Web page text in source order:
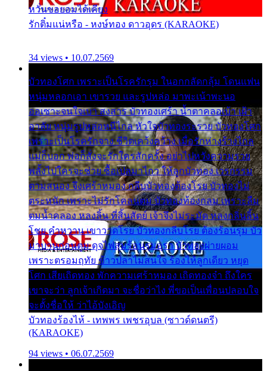
หวั่นขอยอมได้เคียง
รักติ๋มแน่หรือ - หงษ์ทอง ดาวอุดร (KARAOKE)
34 views • 10.07.2569
บัวทองโศก เพราะเป็นโรครักรุม ในอกกลัดกลุ้ม โดนแฟน
หนุ่มหลอกเอา เขารวย และรูปหล่อ มาพะเน้าพะนอ
ออเซาะจนใจเบา สงสาร บัวทองเศร้า น้ำตาคลอเบ้า เฝ้า
อาลัย หนุ่มรูปหล่อหนีไกล หัวใจบัวทองระรวย บัวทองโศก
เพราะเป็นโรครักจาง ชีวิตเคว้งคว้าง เมื่อรักห่างร้างไกล
แม่ก็บอก พ่อก็สั่งจะรักใครสักครั้ง อย่าไปหวังความรวย
พลั้งไปใครจะช่วย ซื้อเปลมาไกว ให้ลูกบัวทอง เวรกรรม
ตามสนอง จึงเศร้าหมอง กลีบบัวทองต้องโรย บัวทองไม่
ตระหนัก เพราะไม่รักโคลนตม บัวทองท้องกลม เพราะลืม
ตมน้ำคลอง หลงลิ้น ที่สิ้นสัตย์ เจ้าจึงไม่ระมัด หลงกลิ่นลิ้น
โชย คำหวาน เขาวาดโรย บัวทองกลีบโรย ต้องร้อนรุม บัว
มาบานก่อนตูม ดุจไฟสุมร้อนรุมอุรา บัวทองผ่ายผอม
เพราะตรอมฤทัย ข้าวปลาไม่สนใจ ร้องไห้ลูกเดียว หยุด
โศก เสียเถิดทอง พักความเศร้าหมอง เถิดทองจ๋า ถึงใคร
เขาจะว่า ลูกเจ้าเกิดมา จะชื่อว่าไง พี่ขอเป็นเพื่อนปลอบใจ
จะตั้งชื่อให้ ว่าไอ้บังเอิญ
บัวทองร้องไห้ - เทพพร เพชรอุบล (ซาวด์ดนตรี)
(KARAOKE)
94 views • 06.07.2569